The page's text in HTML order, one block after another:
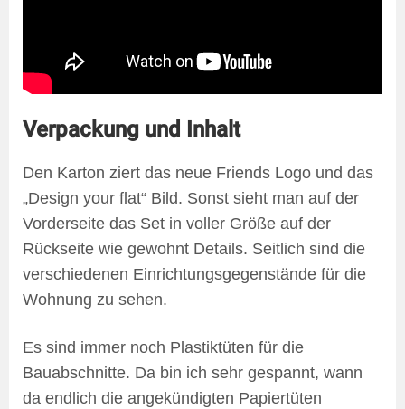
Verpackung und Inhalt
Den Karton ziert das neue Friends Logo und das
„Design your flat“ Bild. Sonst sieht man auf der
Vorderseite das Set in voller Größe auf der
Rückseite wie gewohnt Details. Seitlich sind die
verschiedenen Einrichtungsgegenstände für die
Wohnung zu sehen.
Es sind immer noch Plastiktüten für die
Bauabschnitte. Da bin ich sehr gespannt, wann
da endlich die angekündigten Papiertüten